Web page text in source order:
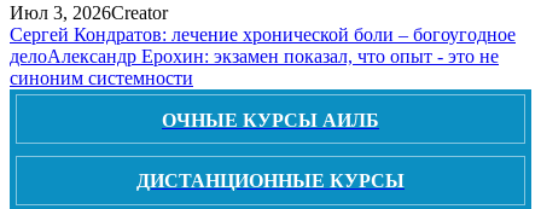
Июл 3, 2026Creator
Сергей Кондратов: лечение хронической боли – богоугодное
делоАлександр Ерохин: экзамен показал, что опыт - это не
синоним системности
ОЧНЫЕ КУРСЫ АИЛБ
ДИСТАНЦИОННЫЕ КУРСЫ